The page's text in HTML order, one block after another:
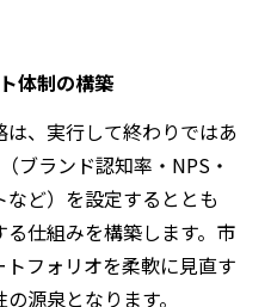
体制の構築
、実行して終わりではあ
ブランド認知率・NPS・
ど）を設定するととも
仕組みを構築します。市
フォリオを柔軟に見直す
源泉となります。